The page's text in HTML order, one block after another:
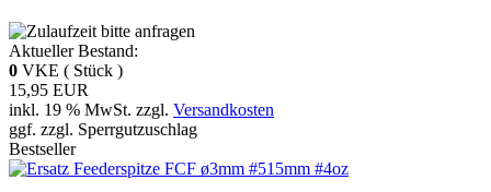
Aktueller Bestand:
0 VKE ( Stück )
15,95 EUR
inkl. 19 % MwSt. zzgl. Versandkosten
ggf. zzgl. Sperrgutzuschlag
Bestseller